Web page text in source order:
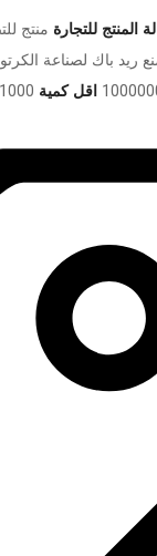
المنتج للتجارة منتج
ريد باك لصناعة
اقل كمية 1000